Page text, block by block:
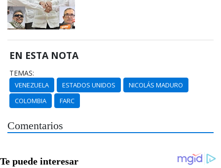
EN ESTA NOTA
TEMAS:
VENEZUELA ESTADOS UNIDOS
NICOLÁS MADURO
COLOMBIA
FARC
Comentarios